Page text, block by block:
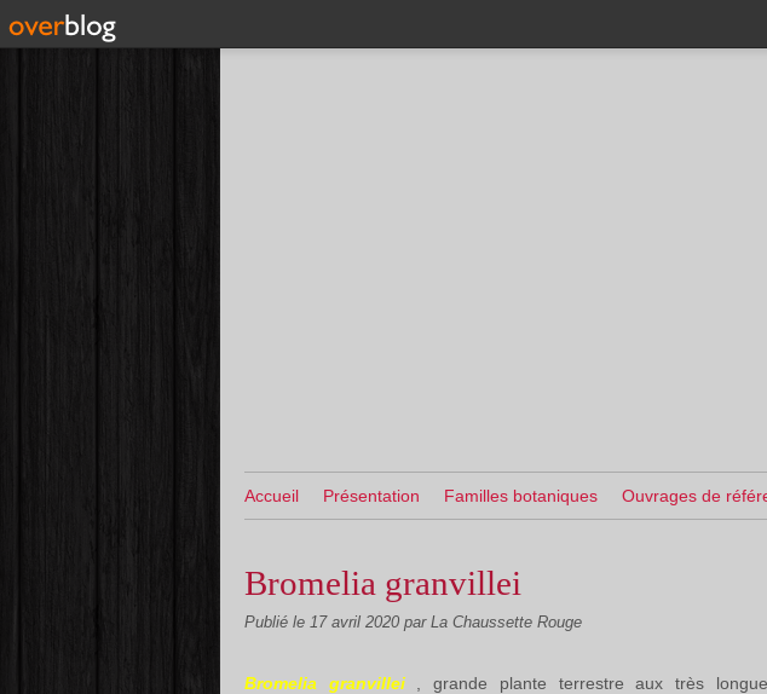
Accueil Présentation Familles botaniques Ouvrages de
Bromelia granvillei
Publié le 17 avril 2020 par La Chaussette Rouge
Bromelia granvillei, grande plante terrestre aux très